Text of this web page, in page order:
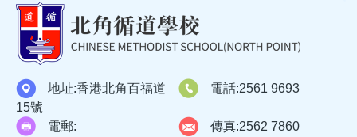
地址:香港北角百福道
15號
電話:2561 9693
電郵: 傳真:2562 7860